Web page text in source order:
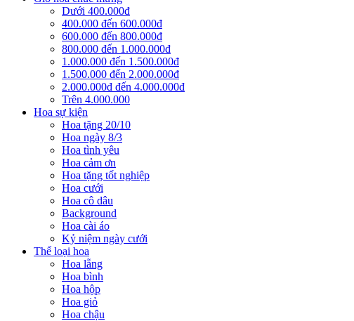
Dưới 400.000đ
400.000 đến 600.000đ
600.000 đến 800.000đ
800.000 đến 1.000.000đ
1.000.000 đến 1.500.000đ
1.500.000 đến 2.000.000đ
2.000.000đ đến 4.000.000đ
Trên 4.000.000
Hoa sự kiện
Hoa tặng 20/10
Hoa ngày 8/3
Hoa tình yêu
Hoa cảm ơn
Hoa tặng tốt nghiệp
Hoa cưới
Hoa cô dâu
Background
Hoa cài áo
Kỷ niệm ngày cưới
Thể loại hoa
Hoa lẵng
Hoa bình
Hoa hộp
Hoa giỏ
Hoa chậu